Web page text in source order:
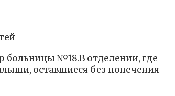
№18.В отделении, где
оставшиеся без попечения